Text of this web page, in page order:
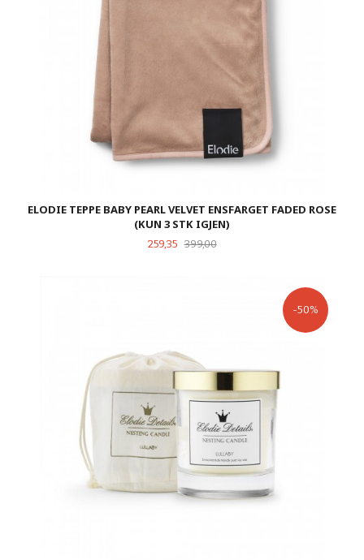
ELODIE TEPPE BABY PEARL VELVET ENSFARGET FADED ROSE
(KUN 3 STK IGJEN)
Tilbud
259,35 399,00Rabatt
-50%